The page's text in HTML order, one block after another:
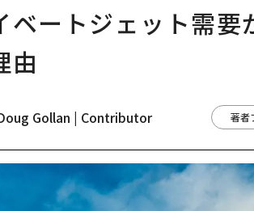
ベートジェット需
由
Gollan | Contributor 著者